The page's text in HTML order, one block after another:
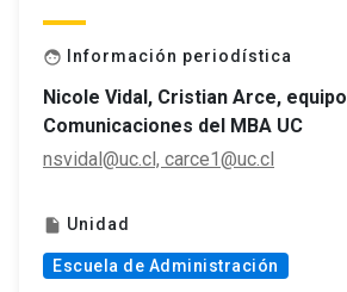
face Información periodística
Nicole Vidal, Cristian Arce, equipo
Comunicaciones del MBA UC
nsvidal@uc.cl, carce1@uc.cl
insert_drive_file Unidad
Escuela de Administración